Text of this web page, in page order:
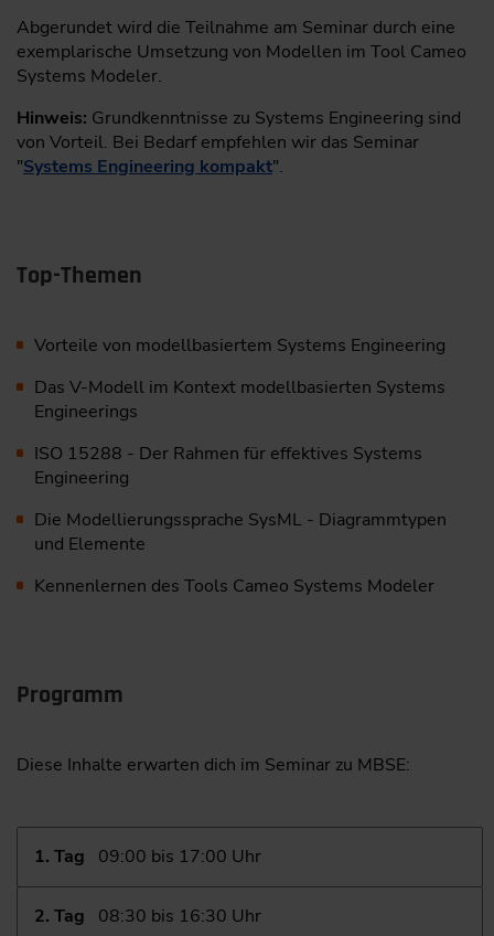
Abgerundet wird die Teilnahme am Seminar durch eine
exemplarische Umsetzung von Modellen im Tool Cameo
Systems Modeler.
Hinweis: Grundkenntnisse zu Systems Engineering sind
von Vorteil. Bei Bedarf empfehlen wir das Seminar
"Systems Engineering kompakt".
Top-Themen
Vorteile von modellbasiertem Systems Engineering
Das V-Modell im Kontext modellbasierten Systems
Engineerings
ISO 15288 - Der Rahmen für effektives Systems
Engineering
Die Modellierungssprache SysML - Diagrammtypen
und Elemente
Kennenlernen des Tools Cameo Systems Modeler
Programm
Diese Inhalte erwarten dich im Seminar zu MBSE:
1. Tag 09:00 bis 17:00 Uhr
2. Tag 08:30 bis 16:30 Uhr